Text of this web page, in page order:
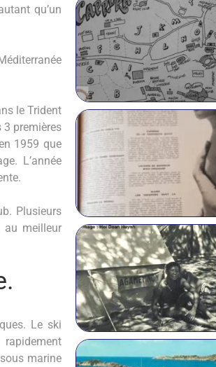
qu’un
le Trident
3 premières
1959 que
L’année
Plusieurs
meilleur
Le ski
marine